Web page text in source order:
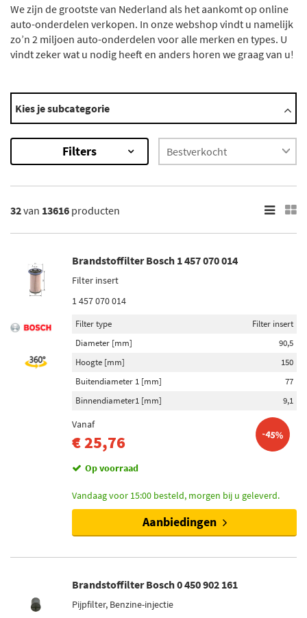
We zijn de grootste van Nederland als het aankomt op online
auto-onderdelen verkopen. In onze webshop vindt u namelijk
zo’n 2 miljoen auto-onderdelen voor alle merken en types. U
vindt zeker wat u nodig heeft en anders horen we graag van u!
Automerken
Abarth
Ac
Aixam
Alfa Romeo
×
Resultaten
Merken
Mann-Filter (1069)
Febi Bilstein (566)
Brandstoffilter (13239)
Brandstoffilterhuis (253)
Brandstoffilter pakking (49)
Kies je subcategorie
Filters
32van 13616 producten
Brandstoffilter Bosch 1 457 070 014
Filter insert
1 457 070 014
Filter type
Filter insert
Diameter [mm]
90,5
Hoogte [mm]
150
Buitendiameter 1 [mm]
77
Binnendiameter1 [mm]
9,1
Vanaf
€ 25,76 -45%
Op voorraad
Vandaag voor 15:00 besteld, morgen bij u geleverd.
Aanbiedingen
Brandstoffilter Bosch 0 450 902 161
Pijpfilter, Benzine-injectie